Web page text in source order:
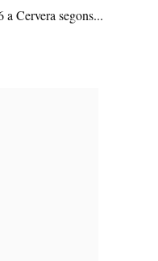
Cervera segons...